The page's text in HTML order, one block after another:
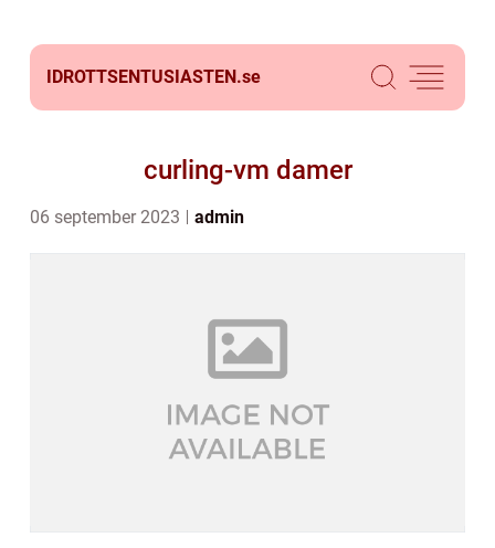
IDROTTSENTUSIASTEN.se
curling-vm damer
06 september 2023 admin